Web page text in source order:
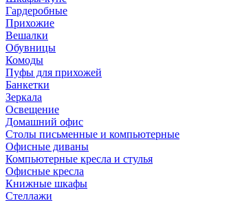
Гардеробные
Прихожие
Вешалки
Обувницы
Комоды
Пуфы для прихожей
Банкетки
Зеркала
Освещение
Домашний офис
Столы письменные и компьютерные
Офисные диваны
Компьютерные кресла и стулья
Офисные кресла
Книжные шкафы
Стеллажи